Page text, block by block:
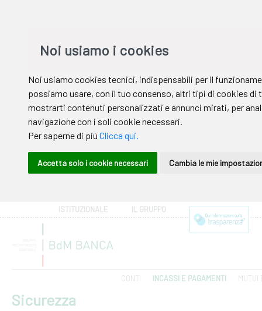
ISTITUZIONALE IL GRUPPO
CONTI INCASSI E PAGAMENTI MUTUI
Sicurezza